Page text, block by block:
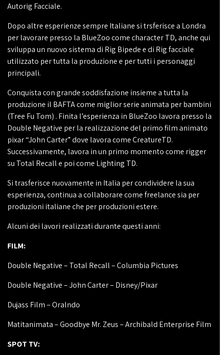
Autorig Facciale.
Dopo altre esperienze sempre Italiane si trsferisce a Londra
per lavorare presso la BlueZoo come character TD, anche qui
sviluppa un nuovo sistema di Rig Bipede e di Rig facciale
utilizzato per tutta la produzione e per tutti i personaggi
principali.
Conquista con grande soddisfazione insieme a tutta la
produzione il BAFTA come miglior serie animata per bambini
(Tree Fu Tom) . Finita l’esperienza in BlueZoo lavora presso la
Double Negative per la realizzazione del primo film animato
pixar “John Carter” dove lavora come CreatureTD.
Successivamente, lavora in un primo momento come rigger
su Total Recall e poi come Lighting TD.
Si trasferisce nuovamente in Italia per condividere la sua
esperienza, continua a collaborare come freelance sia per
produzioni italiane che per produzioni estere.
Alcuni dei lavori realizzati durante questi anni:
FILM:
Double Negative – Total Recall – Columbia Pictures
Double Negative – John Carter – Disney/Pixar
Dujass Film – Oralndo
Matitanimata – Goodbye Mr. Zeus – Archibald Enterprise Film
SPOT TV: